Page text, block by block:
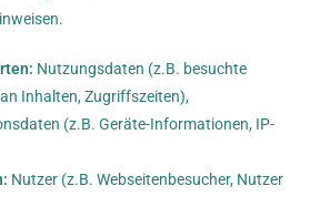
Nutzungsdaten (z.B. besuchte
Inhalten, Zugriffszeiten),
(z.B. Geräte-Informationen, IP-
Nutzer (z.B. Webseitenbesucher, Nutzer